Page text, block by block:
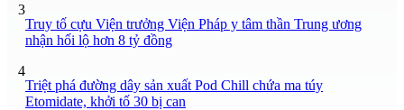
3
Truy tố cựu Viện trưởng Viện Pháp y tâm thần Trung ương
nhận hối lộ hơn 8 tỷ đồng
4
Triệt phá đường dây sản xuất Pod Chill chứa ma túy
Etomidate, khởi tố 30 bị can